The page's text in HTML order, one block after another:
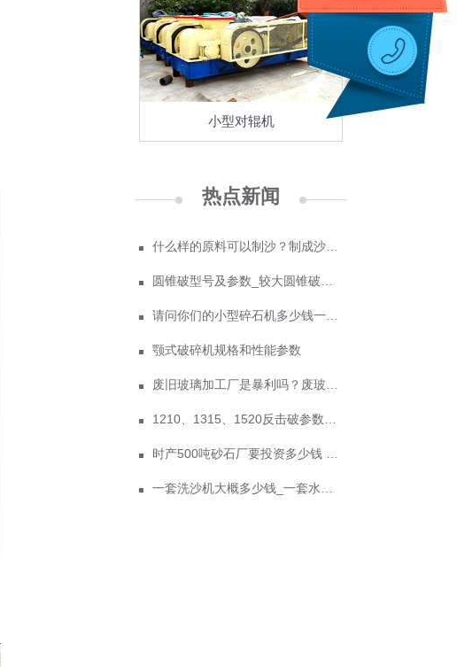
小型对辊机
热点新闻
什么样的原料可以制沙？制成沙子成本多少
圆锥破型号及参数_较大圆锥破碎机型号
请问你们的小型碎石机多少钱一台？
颚式破碎机规格和性能参数
废旧玻璃加工厂是暴利吗？废玻璃加工设备多少钱？
1210、1315、1520反击破参数及价格
时产500吨砂石厂要投资多少钱 政府为什么不支持机制砂？
一套洗沙机大概多少钱_一套水洗砂设备价格